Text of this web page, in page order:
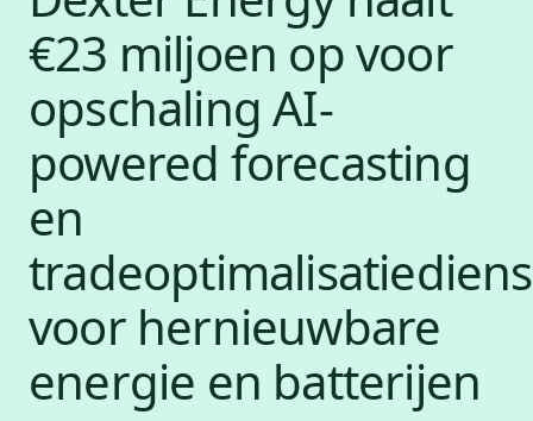
€23 miljoen op voor
opschaling AI-
powered forecasting
en
voor hernieuwbare
energie en batterijen